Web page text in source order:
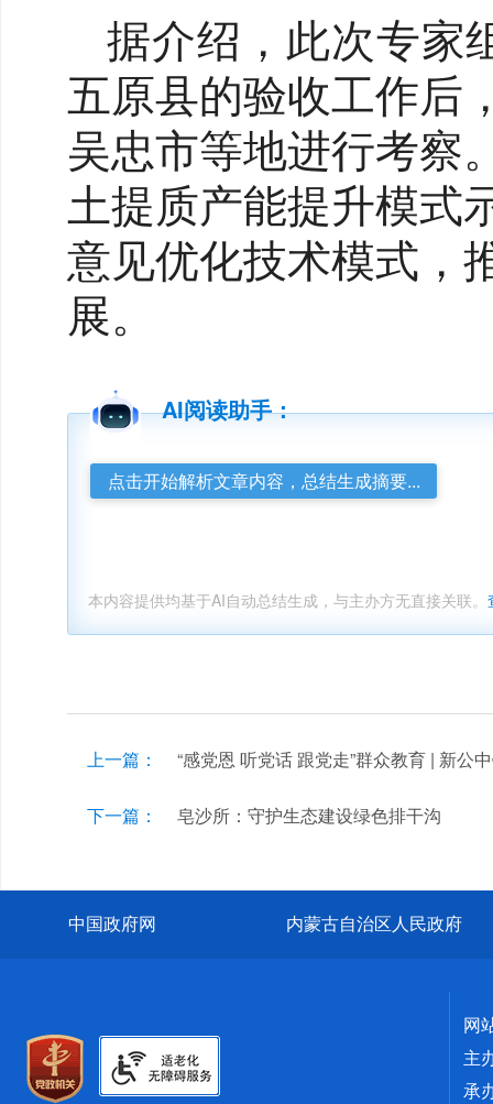
据介绍，此次专家
五原县的验收工作后
吴忠市等地进行考察
土提质产能提升模式
意见优化技术模式，
展。
AI阅读助手：
点击开始解析文章内容，总结生成摘要...
本内容提供均基于AI自动总结生成，与主办方无直接关联。
上一篇： “感党恩 听党话 跟党走”群众教育 | 新公
下一篇： 皂沙所：守护生态建设绿色排干沟
中国政府网 内蒙古自治区人民政府
网
主
承